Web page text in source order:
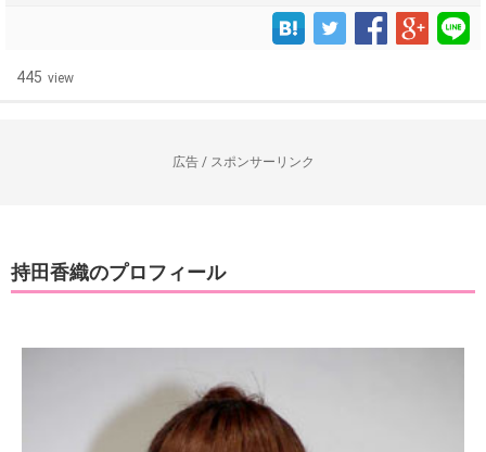
445 view
広告 / スポンサーリンク
持田香織のプロフィール